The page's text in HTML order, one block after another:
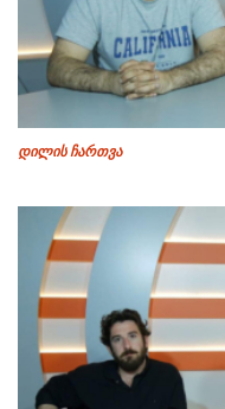
დილის ჩართვა